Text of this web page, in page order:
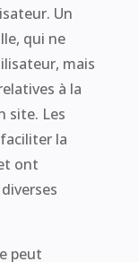
Un
qui ne
mais
à la
site. Les
la
ont
peut